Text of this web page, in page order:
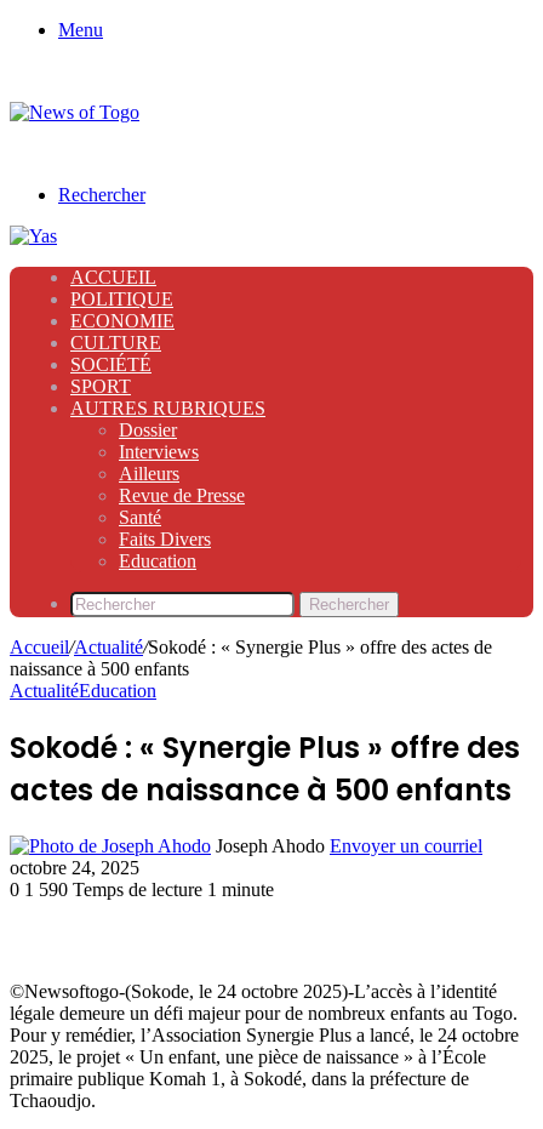
Menu
Rechercher
ACCUEIL
POLITIQUE
ECONOMIE
CULTURE
SOCIÉTÉ
SPORT
AUTRES RUBRIQUES
Dossier
Interviews
Ailleurs
Revue de Presse
Santé
Faits Divers
Education
Rechercher
Accueil/Actualité/Sokodé : « Synergie Plus » offre des actes de
naissance à 500 enfants
ActualitéEducation
Sokodé : « Synergie Plus » offre des
actes de naissance à 500 enfants
Joseph Ahodo Envoyer un courriel
octobre 24, 2025
0 1 590 Temps de lecture 1 minute
©Newsoftogo-(Sokode, le 24 octobre 2025)-L’accès à l’identité
légale demeure un défi majeur pour de nombreux enfants au Togo.
Pour y remédier, l’Association Synergie Plus a lancé, le 24 octobre
2025, le projet « Un enfant, une pièce de naissance » à l’École
primaire publique Komah 1, à Sokodé, dans la préfecture de
Tchaoudjo.